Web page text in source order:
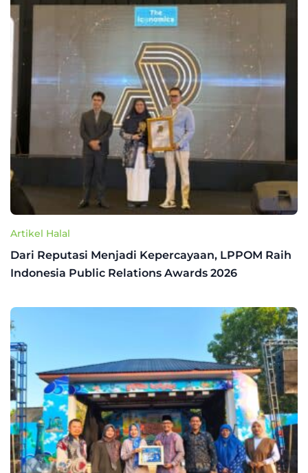
Artikel Halal
Dari Reputasi Menjadi Kepercayaan, LPPOM Raih
Indonesia Public Relations Awards 2026